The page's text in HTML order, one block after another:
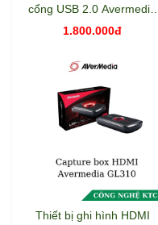
cổng USB 2.0 Avermedia
C039
1.800.000đ
Thiết bị ghi hình HDMI